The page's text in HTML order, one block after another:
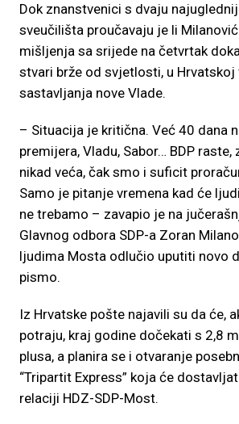
Dok znanstvenici s dvaju
sveučilišta proučavaju je li
mišljenja sa srijede na četvrtak
stvari brže od svjetlosti, u
sastavljanja nove Vlade.
– Situacija je kritična. Već 40 dana
premijera, Vladu, Sabor… BDP
nikad veća, čak smo i suficit
Samo je pitanje vremena kad će
ne trebamo – zavapio je na
Glavnog odbora SDP-a Zoran
ljudima Mosta odlučio uputiti novo
pismo.
Iz Hrvatske pošte najavili su da će,
potraju, kraj godine dočekati s 2,8
plusa, a planira se i otvaranje
“Tripartit Express” koja će
relaciji HDZ-SDP-Most.